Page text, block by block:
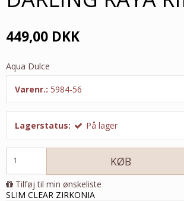
449,00 DKK
Aqua Dulce
Varenr.: 5984-56
Lagerstatus: På lager
KØB
Tilføj til min ønskeliste
SLIM CLEAR ZIRKONIA